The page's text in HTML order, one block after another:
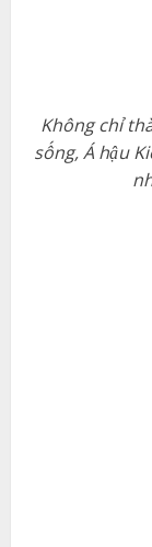
Không chỉ
sống, Á hậu